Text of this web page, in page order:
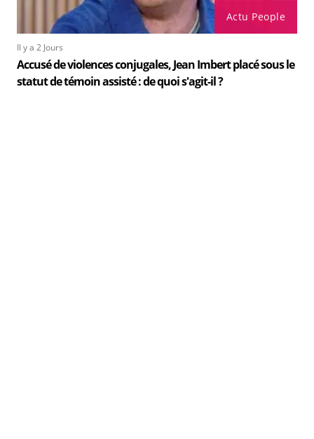
Actu People
Il y a 2 Jours
Accusé de violences conjugales, Jean Imbert placé sous le
statut de témoin assisté : de quoi s'agit-il ?